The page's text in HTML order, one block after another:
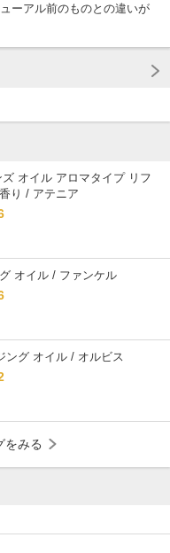
ーアル前のものとの違いが
オイル アロマタイプ リフ
り / アテニア
オイル / ファンケル
ング オイル / オルビス
をみる